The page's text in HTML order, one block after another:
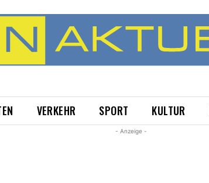
VERKEHR SPORT KULTUR
- Anzeige -